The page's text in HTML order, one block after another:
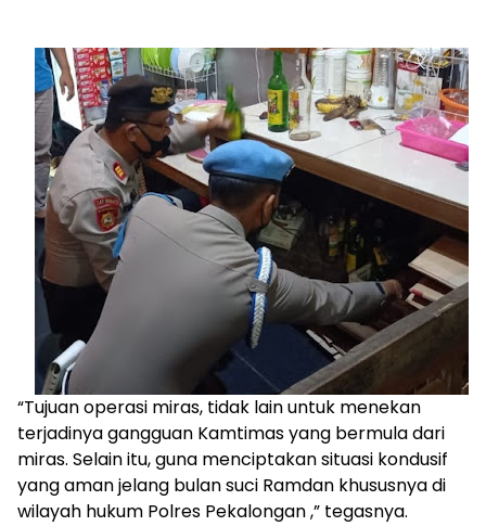
“Tujuan operasi miras, tidak lain untuk menekan
terjadinya gangguan Kamtimas yang bermula dari
miras. Selain itu, guna menciptakan situasi kondusif
yang aman jelang bulan suci Ramdan khususnya di
wilayah hukum Polres Pekalongan ,” tegasnya.